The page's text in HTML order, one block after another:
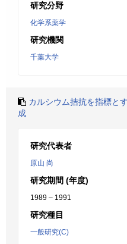
研究分野
化学系薬学
研究機関
千葉大学
カルシウム拮抗を指標と
成
研究代表者
原山 尚
研究期間 (年度)
1989 – 1991
研究種目
一般研究(C)